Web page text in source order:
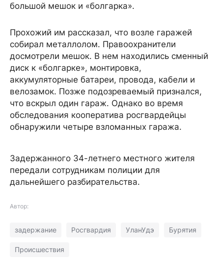
большой мешок и «болгарка».
Прохожий им рассказал, что возле гаражей
собирал металлолом. Правоохранители
досмотрели мешок. В нем находились сменный
диск к «болгарке», монтировка,
аккумуляторные батареи, провода, кабели и
велозамок. Позже подозреваемый признался,
что вскрыл один гараж. Однако во время
обследования кооператива росгвардейцы
обнаружили четыре взломанных гаража.
Задержанного 34-летнего местного жителя
передали сотрудникам полиции для
дальнейшего разбирательства.
Автор:
задержание Росгвардия УланУдэ Бурятия
Происшествия